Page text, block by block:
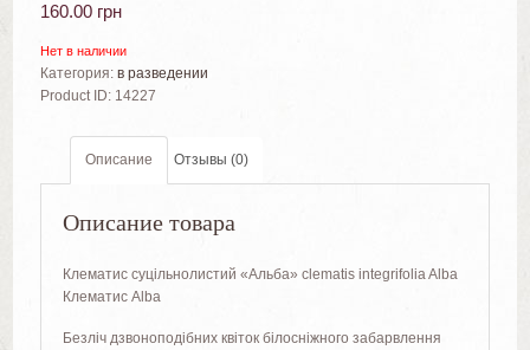
160.00 грн
Нет в наличии
Категория: в разведении
Product ID: 14227
Описание Отзывы (0)
Описание товара
Клематис суцільнолистий «Альба» clematis integrifolia Alba
Клематис Alba
Безліч дзвоноподібних квіток білосніжного забарвлення